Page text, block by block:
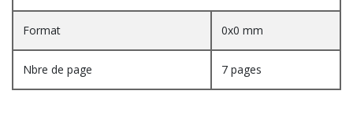
Format 0x0 mm
Nbre de page 7 pages